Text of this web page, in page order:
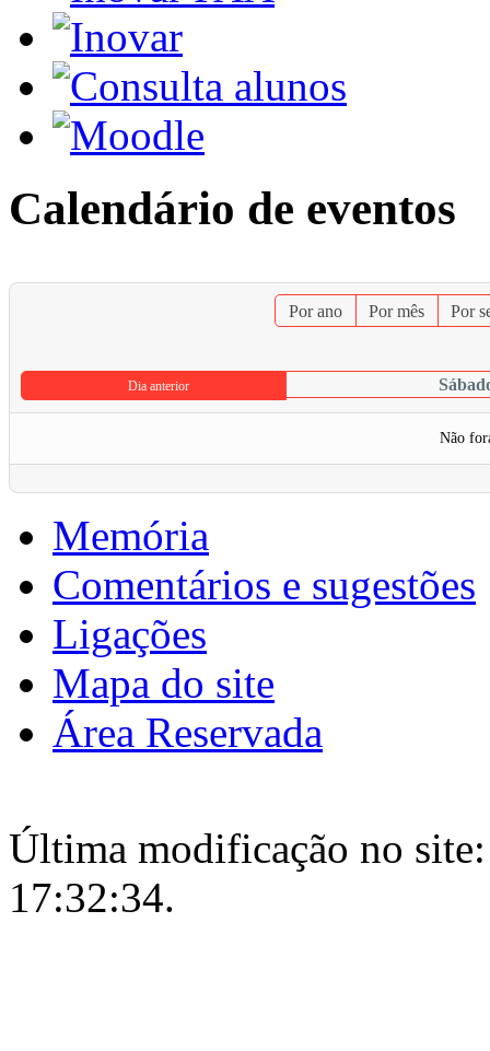
Calendário de eventos
Por ano Por mês Por
Dia anterior
Não
Memória
Comentários e sugestões
Ligações
Mapa do site
Área Reservada
Última modificação no
17:32:34.